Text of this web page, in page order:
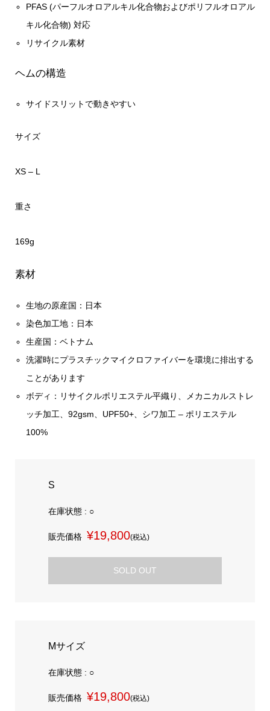
PFAS (パーフルオロアルキル化合物およびポリフルオロアル
キル化合物) 対応
リサイクル素材
ヘムの構造
サイドスリットで動きやすい
サイズ
XS – L
重さ
169g
素材
生地の原産国：日本
染色加工地：日本
生産国：ベトナム
洗濯時にプラスチックマイクロファイバーを環境に排出する
ことがあります
ボディ：リサイクルポリエステル平織り、メカニカルストレ
ッチ加工、92gsm、UPF50+、シワ加工 – ポリエステル
100%
S
在庫状態 : ○
販売価格 ¥19,800(税込)
SOLD OUT
Mサイズ
在庫状態 : ○
販売価格 ¥19,800(税込)